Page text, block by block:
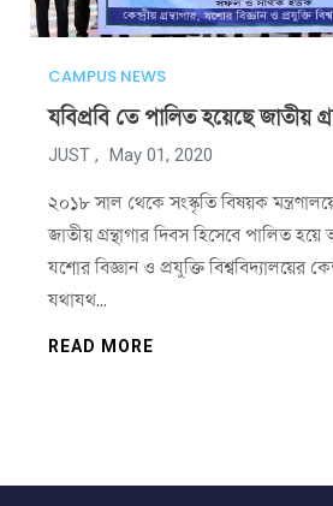
CAMPUS NEWS
যবিপ্রবি তে পালিত হয়েছে জাতীয়
JUST , May 01, 2020
২০১৮ সাল থেকে সংস্কৃতি বিষয়ক
জাতীয় গ্রন্থাগার দিবস হিসেবে পালিত
যশোর বিজ্ঞান ও প্রযুক্তি বিশ্ববিদ্যালয়ের
যথাযথ…
READ MORE